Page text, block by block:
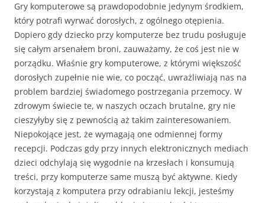
Gry komputerowe są prawdopodobnie jedynym środkiem,
który potrafi wyrwać dorosłych, z ogólnego otępienia.
Dopiero gdy dziecko przy komputerze bez trudu posługuje
się całym arsenałem broni, zauważamy, że coś jest nie w
porządku. Właśnie gry komputerowe, z którymi większość
dorosłych zupełnie nie wie, co począć, uwrażliwiają nas na
problem bardziej świadomego postrzegania przemocy. W
zdrowym świecie te, w naszych oczach brutalne, gry nie
cieszyłyby się z pewnością aż takim zainteresowaniem.
Niepokojące jest, że wymagają one odmiennej formy
recepcji. Podczas gdy przy innych elektronicznych mediach
dzieci odchylają się wygodnie na krzesłach i konsumują
treści, przy komputerze same muszą być aktywne. Kiedy
korzystają z komputera przy odrabianiu lekcji, jesteśmy